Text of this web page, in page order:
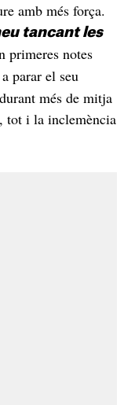
amb més força.
tancant les
primeres notes
parar el seu
més de mitja
tot i la inclemència